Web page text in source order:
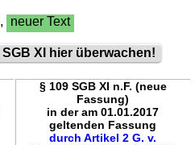
, neuer Text
SGB XI hier überwachen!
§ 109 SGB XI n.F. (neue
Fassung)
in der am 01.01.2017
geltenden Fassung
durch Artikel 2 G. v.